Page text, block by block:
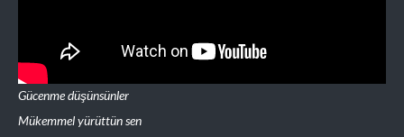
Gücenme düşünsünler
Mükemmel yürüttün sen